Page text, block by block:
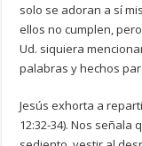
solo se adoran a sí
ellos no cumplen,
Ud. siquiera
palabras y hechos
Jesús exhorta a
12:32-34). Nos